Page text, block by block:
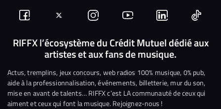
Suivez-
nous
Facebook
Suivez-
nous
sur
Twitter
Nous
rejoindre
sur
Instagram
Nous
rejoindre
sur
YouTube
Nous
rejoindre
sur
Linkedin
Nous
RIFFX l’écosystème du Crédit Mutuel dédié aux
artistes et aux fans de musique.
Actus, tremplins, jeux concours, web radios 100% musique, 0% pub,
aide à la professionnalisation, événements, billetterie, mur du son,
mise en avant de talents… RIFFX c’est LA communauté de ceux qui
aiment et ceux qui font la musique. Rejoignez-nous !